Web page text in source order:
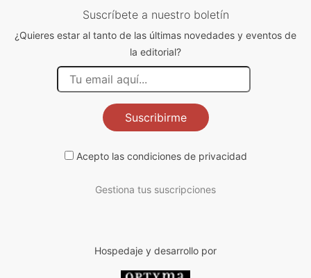
Suscríbete a nuestro boletín
¿Quieres estar al tanto de las últimas novedades y eventos de
la editorial?
Suscribirme
Acepto las condiciones de privacidad
Gestiona tus suscripciones
Hospedaje y desarrollo por